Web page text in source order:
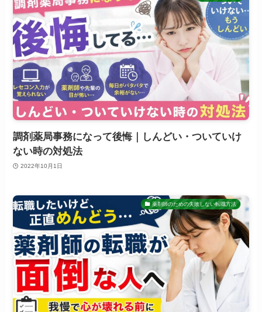
調剤薬局事務になって後悔｜しんどい・ついていけ
ない時の対処法
2022年10月1日
薬剤師のための失敗しない転職方法